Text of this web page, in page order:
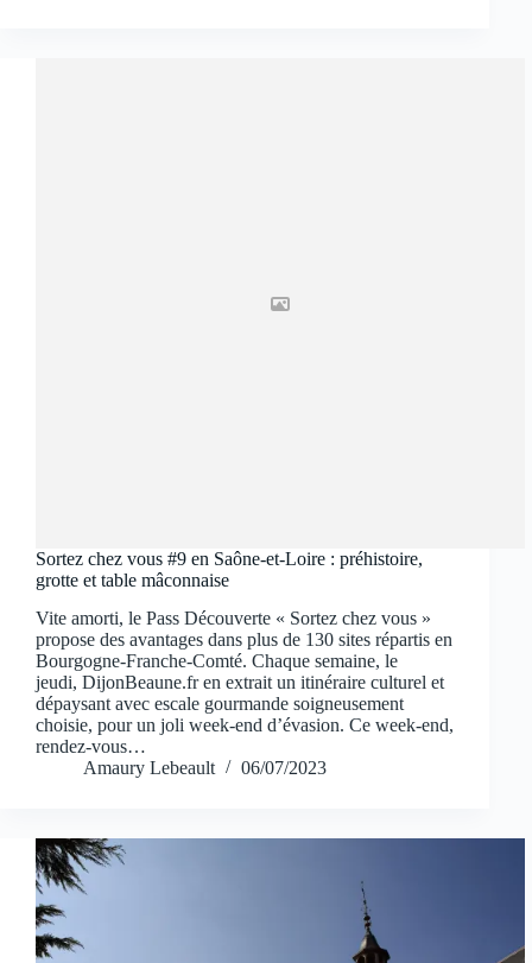
Sortez chez vous #9 en Saône-et-Loire : préhistoire,
grotte et table mâconnaise
Vite amorti, le Pass Découverte « Sortez chez vous »
propose des avantages dans plus de 130 sites répartis en
Bourgogne-Franche-Comté. Chaque semaine, le
jeudi, DijonBeaune.fr en extrait un itinéraire culturel et
dépaysant avec escale gourmande soigneusement
choisie, pour un joli week-end d’évasion. Ce week-end,
rendez-vous…
Amaury Lebeault
06/07/2023